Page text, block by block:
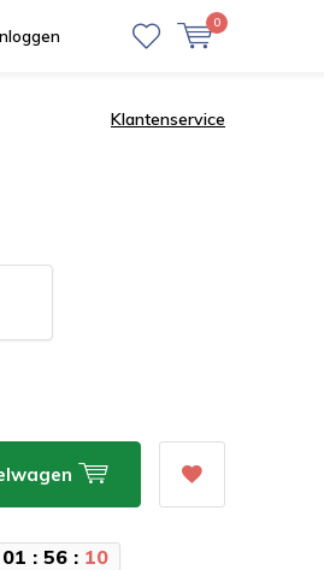
0
Klantenservice
01 : 56: 09